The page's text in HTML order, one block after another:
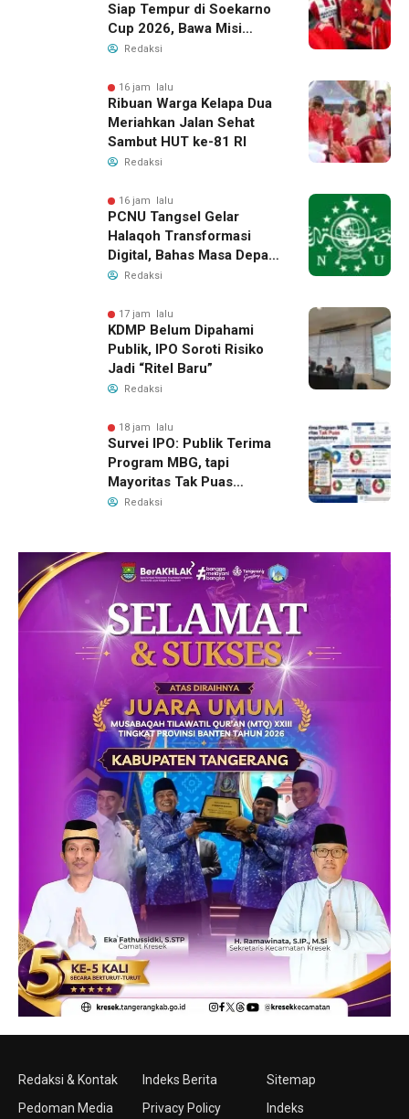
Siap Tempur di Soekarno
Cup 2026, Bawa Misi
Harumkan Nama Banten
Redaksi
16 jam lalu
Ribuan Warga Kelapa Dua
Meriahkan Jalan Sehat
Sambut HUT ke-81 RI
Redaksi
16 jam lalu
PCNU Tangsel Gelar
Halaqoh Transformasi
Digital, Bahas Masa Depan
NU di Era Disrupsi
Redaksi
17 jam lalu
KDMP Belum Dipahami
Publik, IPO Soroti Risiko
Jadi “Ritel Baru”
Redaksi
18 jam lalu
Survei IPO: Publik Terima
Program MBG, tapi
Mayoritas Tak Puas
dengan Pengelolaannya
Redaksi
Redaksi & Kontak
Pedoman Media
Indeks Berita
Privacy Policy
Sitemap
Indeks